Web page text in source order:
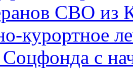
СВО из
курортное
с